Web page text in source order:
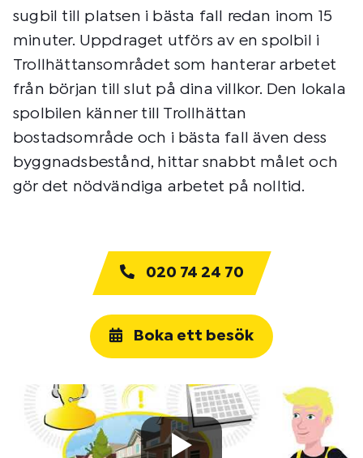
sugbil till platsen i bästa fall redan inom 15
minuter. Uppdraget utförs av en spolbil i
Trollhättansområdet som hanterar arbetet
från början till slut på dina villkor. Den lokala
spolbilen känner till Trollhättan
bostadsområde och i bästa fall även dess
byggnadsbestånd, hittar snabbt målet och
gör det nödvändiga arbetet på nolltid.
020 74 24 70
Boka ett besök